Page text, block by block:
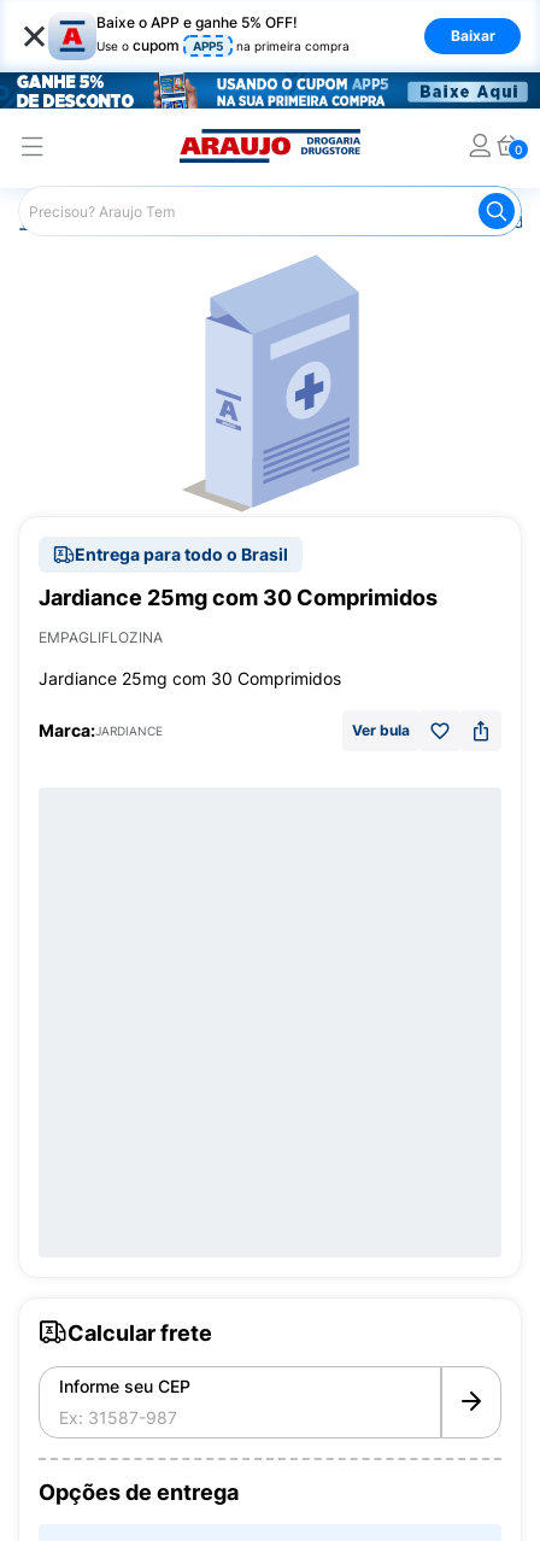
× Baixe o APP e ganhe 5% OFF!
Use o cupom APP5 na primeira compra
Baixar
0
Araujo Medicamentos
Entrega para todo o Brasil
Jardiance 25mg com 30 Comprimidos
EMPAGLIFLOZINA
Jardiance 25mg com 30 Comprimidos
Marca:JARDIANCE Ver bula
Calcular frete
Informe seu CEP
Opções de entrega